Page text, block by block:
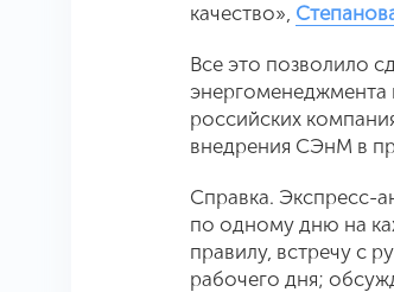
качество»,
Все это позволило
энергоменеджмента
российских
внедрения СЭнМ в
Справка. Экспресс-
по одному дню на
правилу, встречу с
рабочего дня;